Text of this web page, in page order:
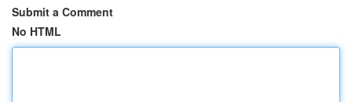
Submit a Comment
No HTML